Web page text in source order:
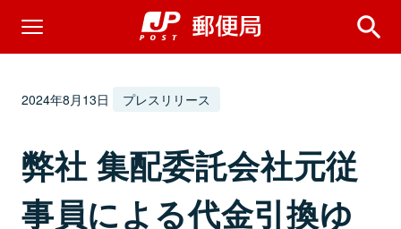
2024年8月13日 プレスリリース
弊社 集配委託会社元従
事員による代金引換ゆ